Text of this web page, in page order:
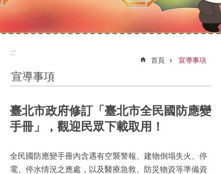
:::
:::
首頁 宣導事項
宣導事項
臺北市政府修訂「臺北市全民國防應變
手冊」，觀迎民眾下載取用！
全民國防應變手冊內含遇有空襲警報、建物倒塌失火、停
電、停水情況之應處，以及醫療急救、防災物資等準備資